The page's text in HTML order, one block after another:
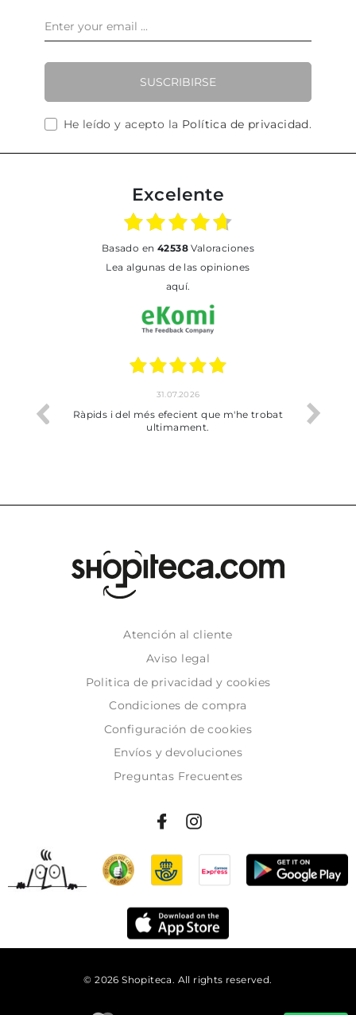
SUSCRIBIRSE
He leído y acepto la Política de privacidad.
Excelente
basado en 42538Valoraciones
Lea algunas de las opiniones
aquí.
31.07.2026
Ràpids i del més efecient que m'he trobat
ultimament.
Atención al cliente
Aviso legal
Politica de privacidad y cookies
Condiciones de compra
Configuración de cookies
Envíos y devoluciones
Preguntas Frecuentes
© 2026 Shopiteca. All rights reserved.